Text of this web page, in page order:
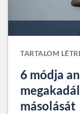
TARTALOM
6 módja
másolását